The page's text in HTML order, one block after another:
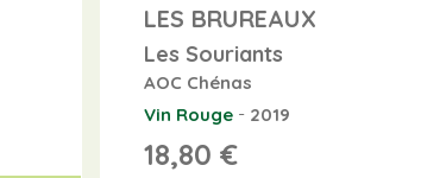
LES BRUREAUX
Les Souriants
AOC Chénas
Vin Rouge- 2019
18,80 €